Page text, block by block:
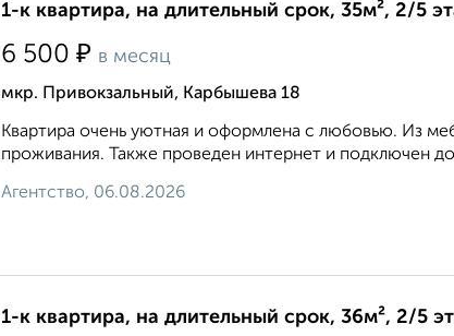
1-к квартира, на длительный срок, 35м², 2/5
6 500 ₽ в месяц
мкр. Привокзальный, Карбышева 18
Квартира очень уютная и оформлена с любовью. Из
проживания. Также проведен интернет и подключен
Агентство, 06.08.2026
1-к квартира, на длительный срок, 36м², 2/5